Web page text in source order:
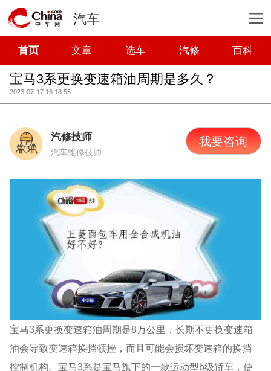
汽车
首页 文章 选车 汽修 百科
宝马3系更换变速箱油周期是多久？
2023-07-17 16:18:55
汽修技师
汽车维修技师
我要咨询
宝马3系更换变速箱油周期是8万公里，长期不更换变速箱
油会导致变速箱换挡顿挫，而且可能会损坏变速箱的换挡
控制机构。宝马3系是宝马旗下的一款运动型b级轿车，使